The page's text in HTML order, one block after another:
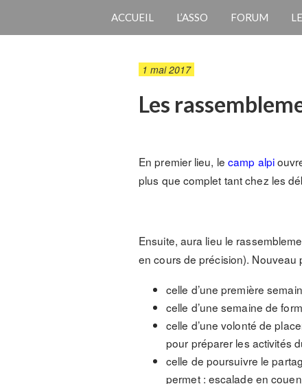
ACCUEIL L’ASSO FORUM
1 mai 2017
Les
En premier lieu, le camp alpi
plus que complet tant chez les
Ensuite, aura lieu le
en cours de précision). Nouveau
celle d’une première
celle d’une semaine de
celle d’une volonté de
pour préparer les activités
celle de poursuivre le
permet : escalade en